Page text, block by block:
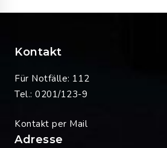
Kontakt
Für Notfälle: 112
Tel.: 0201/123-9
Kontakt per Mail
Adresse